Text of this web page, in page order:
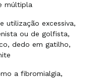
múltipla
utilização excessiva,
ou de golfista,
dedo em gatilho,
a fibromialgia,